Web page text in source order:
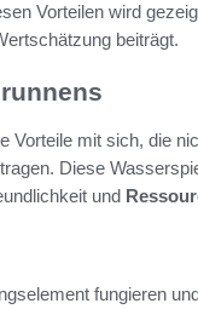
Vorteilen wird
beiträgt.
Vorteile mit sich, die
Diese
und
fungieren